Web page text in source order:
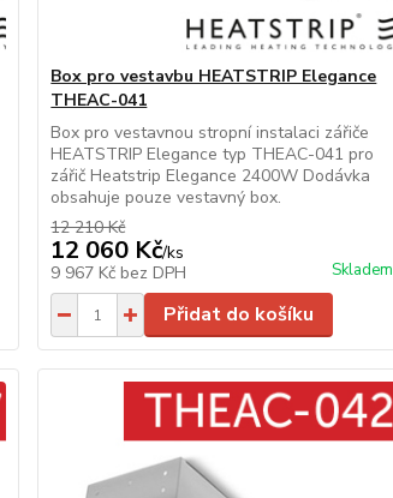
Box pro vestavbu HEATSTRIP Elegance
THEAC-041
Box pro vestavnou stropní instalaci zářiče
HEATSTRIP Elegance typ THEAC-041 pro
zářič Heatstrip Elegance 2400W Dodávka
obsahuje pouze vestavný box.
12 210 Kč
12 060 Kč/ks
9 967 Kč bez DPH Skladem
Přidat do košíku